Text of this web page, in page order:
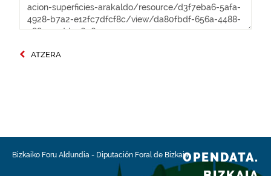
ATZERA
Bizkaiko Foru Aldundia - Diputación Foral de BizkaiaOPENDATA.